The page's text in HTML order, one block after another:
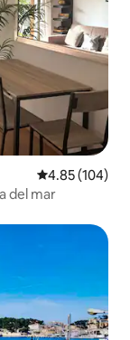
Calificación
4.85 (104)
del mar